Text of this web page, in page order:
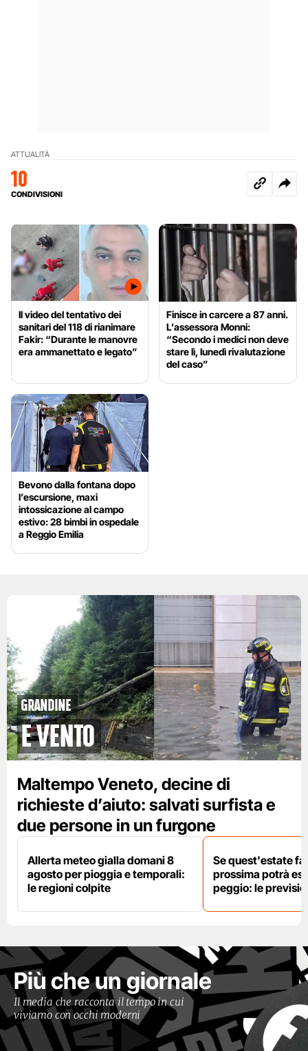
ATTUALITÀ
10
CONDIVISIONI
Il video del tentativo dei
sanitari del 118 di rianimare
Fakir: “Durante le manovre
era ammanettato e legato”
Finisce in carcere a 87 anni.
L’assessora Monni:
“Secondo i medici non deve
stare lì, lunedì rivalutazione
del caso”
Bevono dalla fontana dopo
l’escursione, maxi
intossicazione al campo
estivo: 28 bimbi in ospedale
a Reggio Emilia
grandine
e vento
Maltempo Veneto, decine di
richieste d’aiuto: salvati surfista e
due persone in un furgone
Allerta meteo gialla domani 8
agosto per pioggia e temporali:
le regioni colpite
Se quest'estate fa
prossima potrà
peggio: le
Più che un giornale
Il media che racconta il tempo in cui
viviamo con occhi moderni